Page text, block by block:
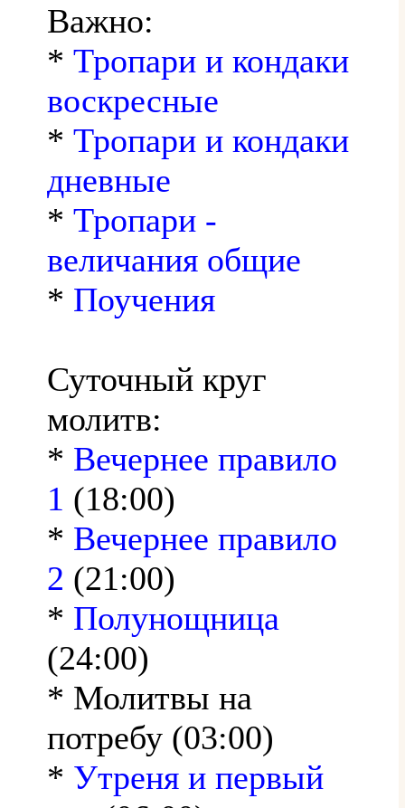
Важно:
* Тропари и кондаки
воскресные
* Тропари и кондаки
дневные
* Тропари -
величания общие
* Поучения
Суточный круг
молитв:
* Вечернее правило
1 (18:00)
* Вечернее правило
2 (21:00)
* Полунощница
(24:00)
* Молитвы на
потребу (03:00)
* Утреня и первый